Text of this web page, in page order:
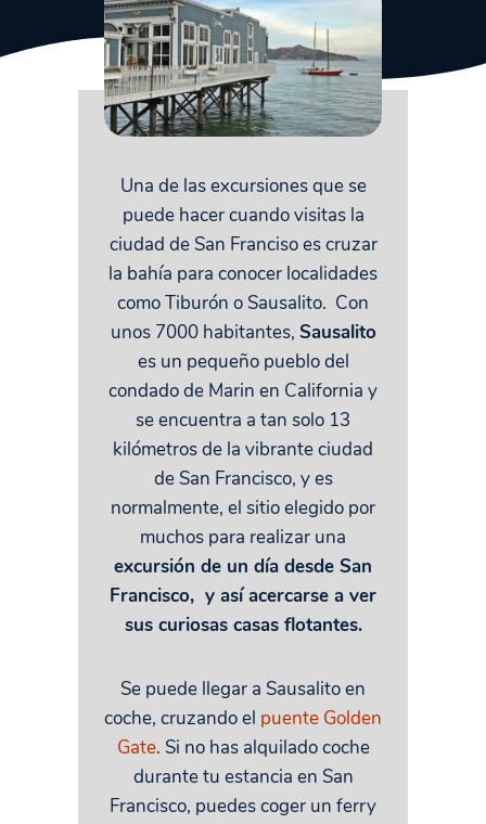
Una de las excursiones que se
puede hacer cuando visitas la
ciudad de San Franciso es cruzar
la bahía para conocer localidades
como Tiburón o Sausalito. Con
unos 7000 habitantes, Sausalito
es un pequeño pueblo del
condado de Marin en California y
se encuentra a tan solo 13
kilómetros de la vibrante ciudad
de San Francisco, y es
normalmente, el sitio elegido por
muchos para realizar una
excursión de un día desde San
Francisco, y así acercarse a ver
sus curiosas casas flotantes.
Se puede llegar a Sausalito en
coche, cruzando el puente Golden
Gate. Si no has alquilado coche
durante tu estancia en San
Francisco, puedes coger un ferry